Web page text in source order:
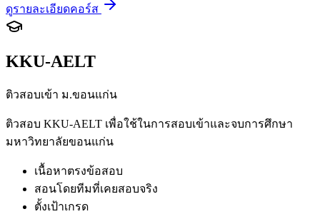
ดูรายละเอียดคอร์ส
KKU-AELT
ติวสอบเข้า ม.ขอนแก่น
ติวสอบ KKU-AELT เพื่อใช้ในการสอบเข้าและจบการศึกษา
มหาวิทยาลัยขอนแก่น
เนื้อหาตรงข้อสอบ
สอนโดยทีมที่เคยสอบจริง
ตั้งเป้าเกรด